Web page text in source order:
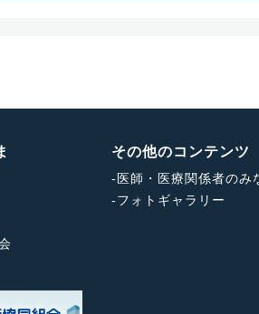
その他のコンテンツ
- 医師・医療関係者のみ
-フォトギャラリー